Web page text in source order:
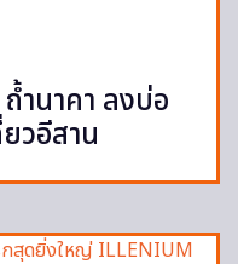
ำนาคา ลงบ่อ
วอีสาน